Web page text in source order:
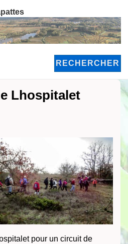
RECHERCHER
Lhospitalet
pour un circuit de